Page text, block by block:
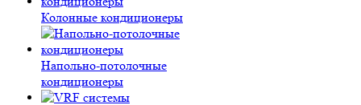
Колонные кондиционеры
Напольно-потолочные
кондиционеры